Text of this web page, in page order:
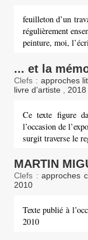
feuilleton d’un
régulièrement
peinture, moi,
... et la
Clefs : approches
livre d’artiste
2018
Ce texte figure
l’occasion de
surgit traverse le
MARTIN
Clefs : approches
2010
Texte publié à
2010